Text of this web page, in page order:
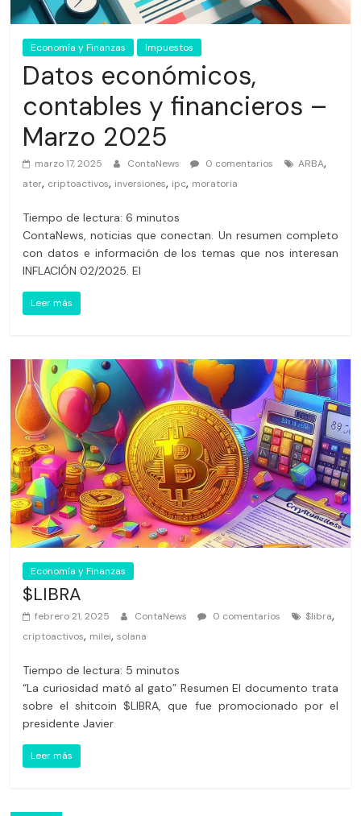
Economía y Finanzas Impuestos
Datos económicos,
contables y financieros –
Marzo 2025
marzo 17, 2025 ContaNews 0 comentarios ARBA,
ater, criptoactivos, inversiones, ipc, moratoria
Tiempo de lectura: 6 minutos
ContaNews, noticias que conectan. Un resumen completo
con datos e información de los temas que nos interesan
INFLACIÓN 02/2025. El
Leer más
Economía y Finanzas
$LIBRA
febrero 21, 2025 ContaNews 0 comentarios $libra,
criptoactivos, milei,solana
Tiempo de lectura: 5 minutos
“La curiosidad mató al gato” Resumen El documento trata
sobre el shitcoin $LIBRA, que fue promocionado por el
presidente Javier
Leer más